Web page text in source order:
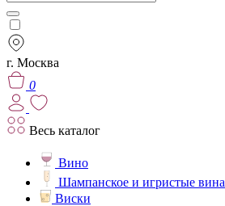
г. Москва
0
Весь каталог
Вино
Шампанское и игристые вина
Виски